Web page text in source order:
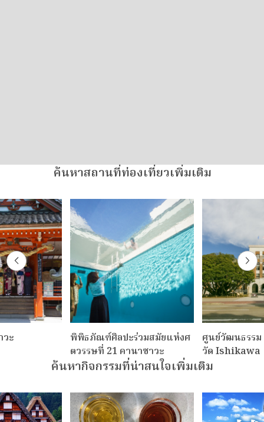
ค้นหาสถานที่ท่องเที่ยวเพิ่มเติม
วะ
พิพิธภัณฑ์ศิลปะร่วมสมัยแห่งศ
ตวรรษที่ 21 คานาซาวะ
ศูนย์วัฒนธรร
วัด Ishikawa
ค้นหากิจกรรมที่น่าสนใจเพิ่มเติม